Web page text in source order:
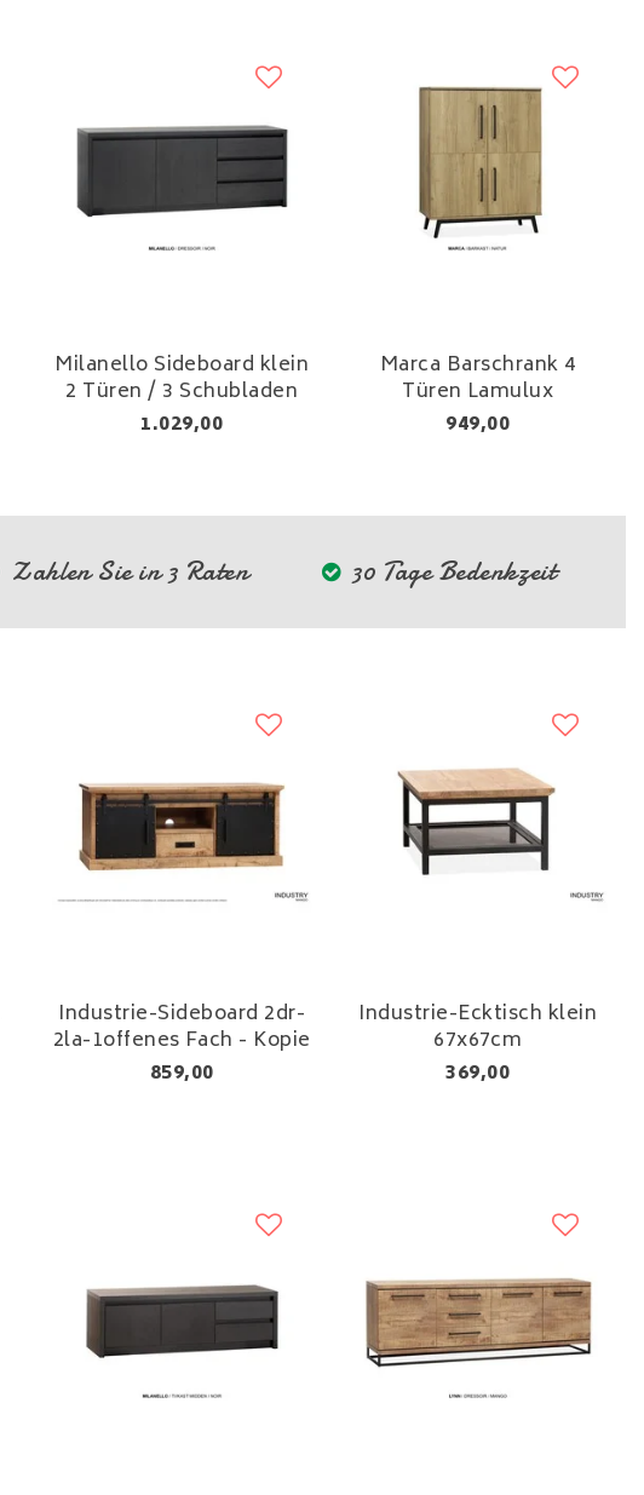
Milanello Sideboard klein
2 Türen / 3 Schubladen
1.029,00
Marca Barschrank 4
Türen Lamulux
949,00
Zahlen Sie in 3 Raten 30 Tage Bedenkzeit
Industrie-Sideboard 2dr-
2la-1offenes Fach - Kopie
859,00
Industrie-Ecktisch klein
67x67cm
369,00